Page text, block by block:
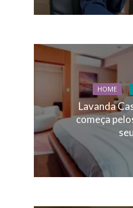
HOME
Lavanda
começa